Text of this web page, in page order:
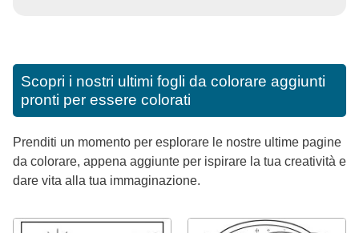
Scopri i nostri ultimi fogli da colorare aggiunti
pronti per essere colorati
Prenditi un momento per esplorare le nostre ultime pagine
da colorare, appena aggiunte per ispirare la tua creatività e
dare vita alla tua immaginazione.